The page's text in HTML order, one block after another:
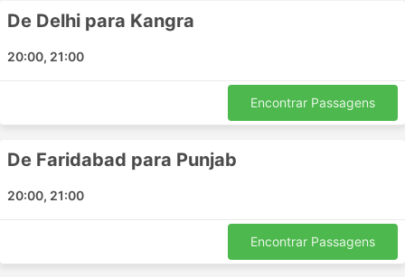
Delhi Airport Taxi Station
Manali
Baijnath
Paprola
Kaloha
Dari Sheela Chowk
Ranital
Principais Destinos da AN Holidays
De Delhi para Kangra
20:00, 21:00
Encontrar Passagens
De Faridabad para Punjab
20:00, 21:00
Encontrar Passagens